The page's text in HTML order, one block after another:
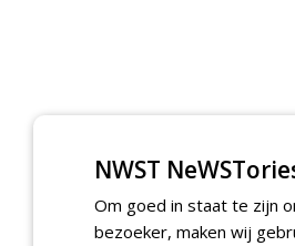
NWST
Om goed in staat te zijn
bezoeker, maken wij